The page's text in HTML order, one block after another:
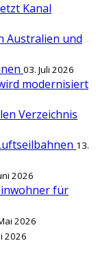
Kanal
Australien und
03. Juli 2026
modernisiert
Verzeichnis
13.
2026
für
2026
2026